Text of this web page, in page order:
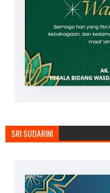
SRI SUDARINI